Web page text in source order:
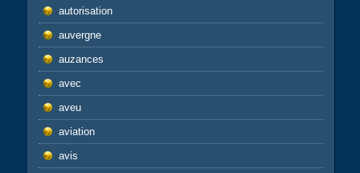
autorisation
auvergne
auzances
avec
aveu
aviation
avis